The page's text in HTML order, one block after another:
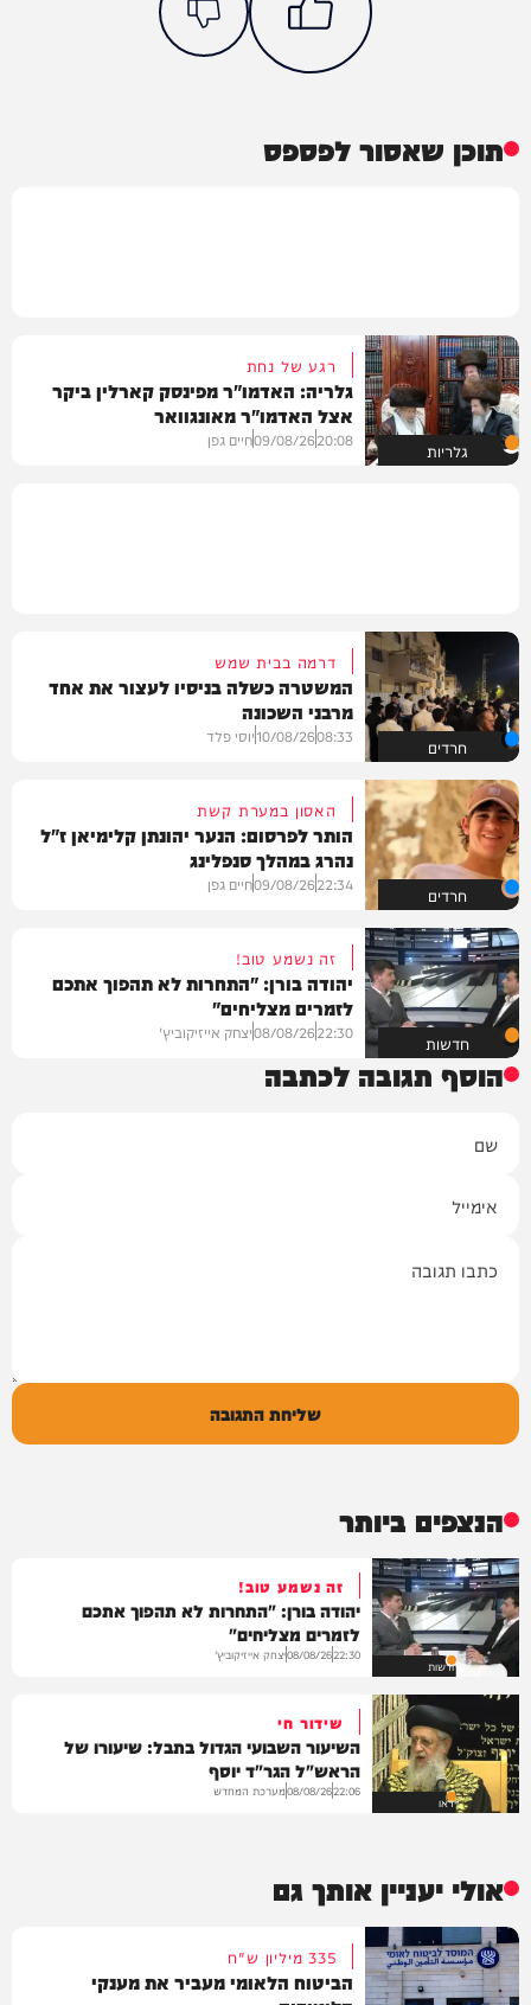
תוכן שאסור לפספס
גלריות
רגע של נחת
גלריה: האדמו"ר מפינסק קארלין ביקר
אצל האדמו"ר מאונגוואר
20:08
09/08/26חיים גפן
חרדים
דרמה בבית שמש
המשטרה כשלה בניסיו לעצור את אחד
מרבני השכונה
08:33
10/08/26יוסי פלד
חרדים
האסון במערת קשת
הותר לפרסום: הנער יהונתן קלימיאן ז"ל
נהרג במהלך סנפלינג
22:34
09/08/26חיים גפן
חדשות
זה נשמע טוב!
יהודה בורן: "התחרות לא תהפוך אתכם
לזמרים מצליחים"
22:30
08/08/26יצחק אייזיקוביץ'
הוסף תגובה לכתבה
שליחת התגובה
הנצפים ביותר
חדשות
זה נשמע טוב!
יהודה בורן: "התחרות לא תהפוך אתכם
לזמרים מצליחים"
22:30
08/08/26יצחק אייזיקוביץ'
וידאו
שידור חי
השיעור השבועי הגדול בתבל: שיעורו של
הראש"ל הגר"ד יוסף
22:06
08/08/26מערכת המחדש
אולי יעניין אותך גם
335 מיליון ש"ח
הביטוח הלאומי מעביר את מענקי